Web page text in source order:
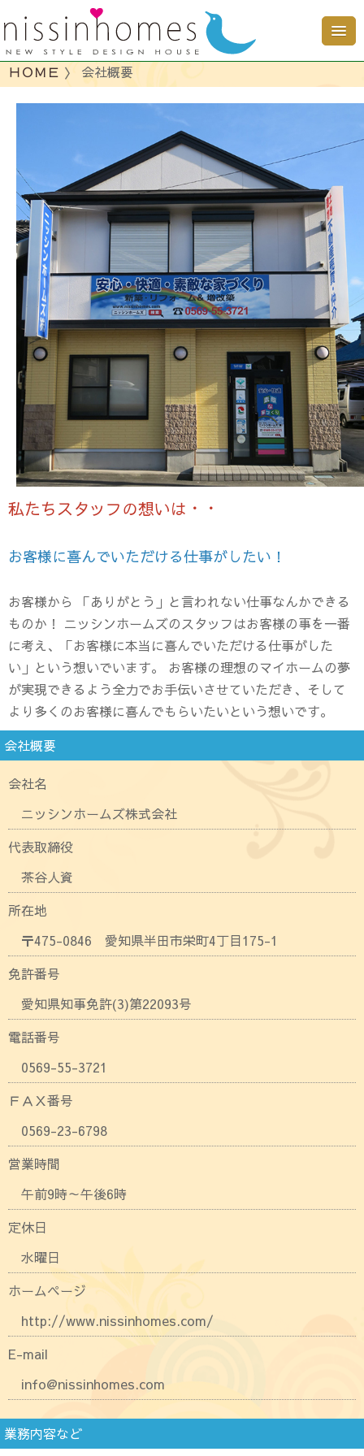
ＨＯＭＥ 〉 会社概要
私たちスタッフの想いは・・
お客様に喜んでいただける仕事がしたい！
お客様から 「ありがとう」と言われない仕事なんかできる
ものか！ ニッシンホームズのスタッフはお客様の事を一番
に考え、「お客様に本当に喜んでいただける仕事がした
い」という想いでいます。 お客様の理想のマイホームの夢
が実現できるよう全力でお手伝いさせていただき、そして
より多くのお客様に喜んでもらいたいという想いです。
会社概要
会社名
ニッシンホームズ株式会社
代表取締役
茶谷人資
所在地
〒475-0846 愛知県半田市栄町4丁目175-1
免許番号
愛知県知事免許(3)第22093号
電話番号
0569-55-3721
ＦＡＸ番号
0569-23-6798
営業時間
午前9時～午後6時
定休日
水曜日
ホームページ
http://www.nissinhomes.com/
E-mail
info@nissinhomes.com
業務内容など